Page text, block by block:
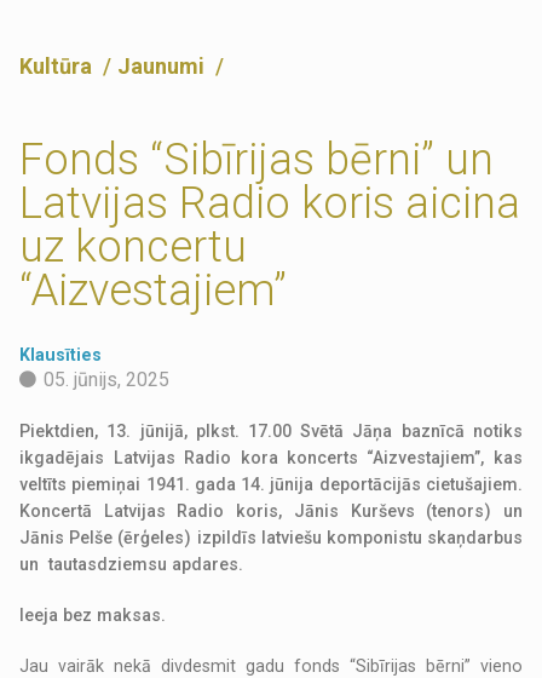
Kultūra Jaunumi
Fonds “Sibīrijas bērni” un
Latvijas Radio koris aicina
uz koncertu
“Aizvestajiem”
Klausīties
05. jūnijs, 2025
Piektdien, 13. jūnijā, plkst. 17.00 Svētā Jāņa baznīcā notiks
ikgadējais Latvijas Radio kora koncerts “Aizvestajiem”, kas
veltīts piemiņai 1941. gada 14. jūnija deportācijās cietušajiem.
Koncertā Latvijas Radio koris, Jānis Kurševs (tenors) un
Jānis Pelše (ērģeles) izpildīs latviešu komponistu skaņdarbus
un tautasdziemsu apdares.
Ieeja bez maksas.
Jau vairāk nekā divdesmit gadu fonds “Sibīrijas bērni” vieno